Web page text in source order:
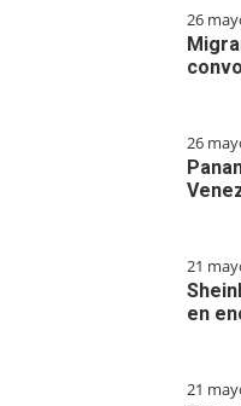
26
26
21
en
21